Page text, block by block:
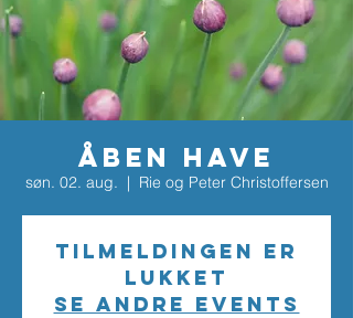
Åben Have
søn. 02. aug.
  |
Rie og Peter Christoffersen
Tilmeldingen er
lukket
Se andre events